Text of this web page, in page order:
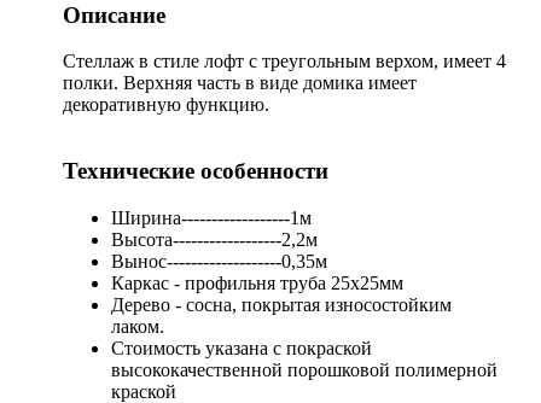
Описание
Стеллаж в стиле лофт с треугольным верхом, имеет 4
полки. Верхняя часть в виде домика имеет
декоративную функцию.
Технические особенности
Ширина------------------1м
Высота------------------2,2м
Вынос-------------------0,35м
Каркас - профильня труба 25х25мм
Дерево - сосна, покрытая износостойким
лаком.
Стоимость указана с покраской
высококачественной порошковой полимерной
краской